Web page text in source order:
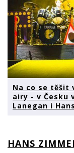
Na co se těšit
airy - v Česku
Lanegan i
HANS